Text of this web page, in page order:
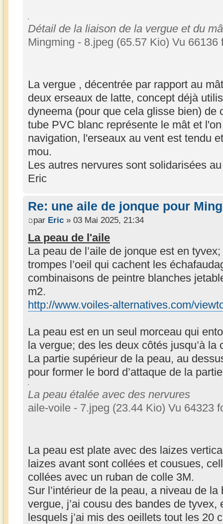
Détail de la liaison de la vergue et du
Mingming - 8.jpeg (65.57 Kio) Vu 66136
La vergue , décentrée par rapport au
deux erseaux de latte, concept déjà
dyneema (pour que cela glisse bien) de
tube PVC blanc représente le mât et
navigation, l'erseaux au vent est tendu
mou.
Les autres nervures sont solidarisées
Eric
Re: une aile de jonque pour
par Eric » 03 Mai 2025, 21:34
La peau de l'aile
La peau de l’aile de jonque est en
trompes l’oeil qui cachent les
combinaisons de peintre blanches
m2.
http://www.voiles-alternatives.com/
La peau est en un seul morceau qui
la vergue; des les deux côtés jusqu’à la
La partie supérieur de la peau, au
pour former le bord d’attaque de la
La peau étalée avec des nervures
aile-voile - 7.jpeg (23.44 Kio) Vu 64323
La peau est plate avec des laizes
laizes avant sont collées et cousues,
collées avec un ruban de colle 3M.
Sur l’intérieur de la peau, a niveau de
vergue, j’ai cousu des bandes de tyvex,
lesquels j’ai mis des oeillets tout les 20